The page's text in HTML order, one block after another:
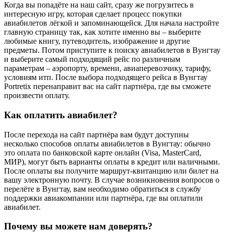
Когда вы попадёте на наш сайт, сразу же погрузитесь в
интересную игру, которая сделает процесс покупки
авиабилетов лёгкой и запоминающейся. Для начала настройте
главную страницу так, как хотите именно вы – выберите
любимые книгу, путеводитель, изображение и другие
предметы. Потом приступите к поиску авиабилетов в Вунгтау
и выберите самый подходящий рейс по различным
параметрам – аэропорту, времени, авиаперевозчику, тарифу,
условиям итп. После выбора подходящего рейса в Вунгтау
Portretix перенаправит вас на сайт партнёра, где вы сможете
произвести оплату.
Как оплатить авиабилет?
После перехода на сайт партнёра вам будут доступны
несколько способов оплаты авиабилетов в Вунгтау: обычно
это оплата по банковской карте онлайн (Visa, MasterCard,
МИР), могут быть варианты оплаты в кредит или наличными.
После оплаты вы получите маршрут-квитанцию или билет на
вашу электронную почту. В случае возникновения вопросов о
перелёте в Вунгтау, вам необходимо обратиться в службу
поддержки авиакомпании или партнёра, где вы оплатили
авиабилет.
Почему вы можете нам доверять?